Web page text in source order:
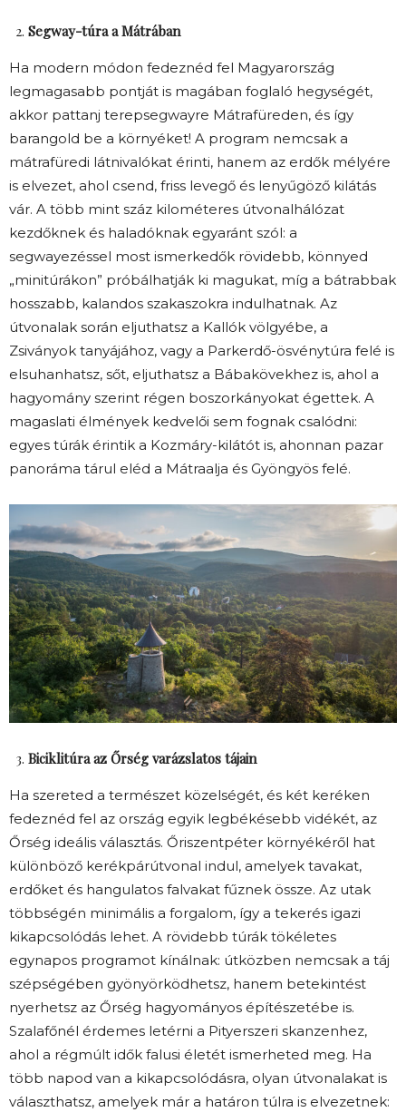
Segway-túra a Mátrában
Ha modern módon fedeznéd fel Magyarország
legmagasabb pontját is magában foglaló hegységét,
akkor pattanj terepsegwayre Mátrafüreden, és így
barangold be a környéket! A program nemcsak a
mátrafüredi látnivalókat érinti, hanem az erdők mélyére
is elvezet, ahol csend, friss levegő és lenyűgöző kilátás
vár. A több mint száz kilométeres útvonalhálózat
kezdőknek és haladóknak egyaránt szól: a
segwayezéssel most ismerkedők rövidebb, könnyed
„minitúrákon” próbálhatják ki magukat, míg a bátrabbak
hosszabb, kalandos szakaszokra indulhatnak. Az
útvonalak során eljuthatsz a Kallók völgyébe, a
Zsiványok tanyájához, vagy a Parkerdő-ösvénytúra felé is
elsuhanhatsz, sőt, eljuthatsz a Bábakövekhez is, ahol a
hagyomány szerint régen boszorkányokat égettek. A
magaslati élmények kedvelői sem fognak csalódni:
egyes túrák érintik a Kozmáry-kilátót is, ahonnan pazar
panoráma tárul eléd a Mátraalja és Gyöngyös felé.
Biciklitúra az Őrség varázslatos tájain
Ha szereted a természet közelségét, és két keréken
fedeznéd fel az ország egyik legbékésebb vidékét, az
Őrség ideális választás. Őriszentpéter környékéről hat
különböző kerékpárútvonal indul, amelyek tavakat,
erdőket és hangulatos falvakat fűznek össze. Az utak
többségén minimális a forgalom, így a tekerés igazi
kikapcsolódás lehet. A rövidebb túrák tökéletes
egynapos programot kínálnak: útközben nemcsak a táj
szépségében gyönyörködhetsz, hanem betekintést
nyerhetsz az Őrség hagyományos építészetébe is.
Szalafőnél érdemes letérni a Pityerszeri skanzenhez,
ahol a régmúlt idők falusi életét ismerheted meg. Ha
több napod van a kikapcsolódásra, olyan útvonalakat is
választhatsz, amelyek már a határon túlra is elvezetnek: